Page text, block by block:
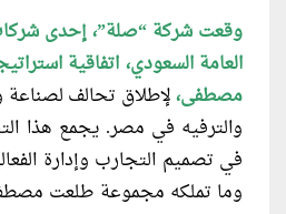
وقعت شركة “صلة”، إحدى
العامة السعودي، اتفاقية
مصطفى،لإطلاق تحالف لصناعة
والترفيه في مصر. يجمع هذا
في تصميم التجارب وإدارة
وما تملكه مجموعة طلعت